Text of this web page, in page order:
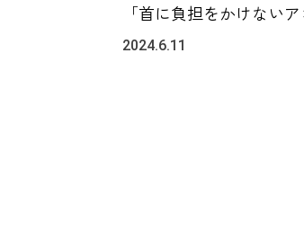
「首に負担をかけないア
2024.6.11